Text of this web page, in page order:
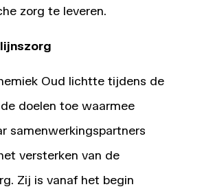
zorg te leveren.
Oud lichtte tijdens de
doelen toe waarmee
samenwerkingspartners
versterken van de
Zij is vanaf het begin